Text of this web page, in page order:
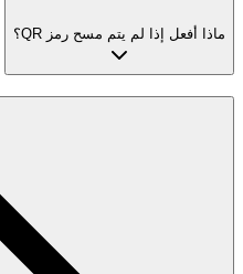
ماذا أفعل إذا لم يتم مسح رمز QR؟